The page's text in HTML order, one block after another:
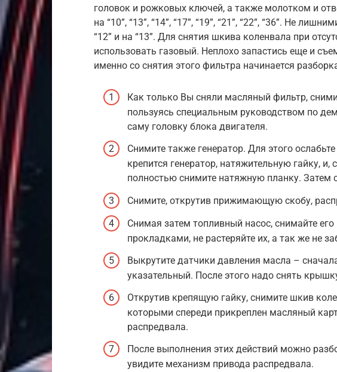
головок и рожковых ключей, а также молотком и
на “10”, “13”, “14”, “17”, “19”, “21”, “22”, “36”. Не
“12” и на “13”. Для снятия шкива коленвала при
использовать газовый. Неплохо запастись еще и
именно со снятия этого фильтра начинается
Как только Вы сняли масляный фильтр,
пользуясь специальным руководством по
саму головку блока двигателя.
Снимите также генератор. Для этого
крепится генератор, натяжительную гайку, и,
полностью снимите натяжную планку. Затем
Снимите, открутив прижимающую скобу,
Снимая затем топливный насос, снимайте его
прокладками, не растеряйте их, а так же не
Выкрутите датчики давления масла –
указательный. После этого надо снять
Открутив крепящую гайку, снимите шкив
которыми спереди прикреплен масляный
распредвала.
После выполнения этих действий можно
увидите механизм привода распредвала.